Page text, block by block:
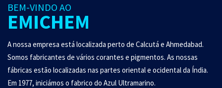
BEM-VINDO AO
EMICHEM
A nossa empresa está localizada perto de Calcutá e Ahmedabad.
Somos fabricantes de vários corantes e pigmentos. As nossas
fábricas estão localizadas nas partes oriental e ocidental da Índia.
Em 1977, iniciámos o fabrico do Azul Ultramarino.